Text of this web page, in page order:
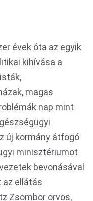
évek óta az egyik
kihívása a
magas
nap mint
új kormány átfogó
minisztériumot
bevonásával
az ellátás
Zsombor orvos,